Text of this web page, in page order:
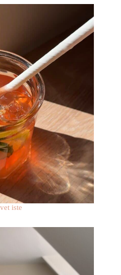
iste